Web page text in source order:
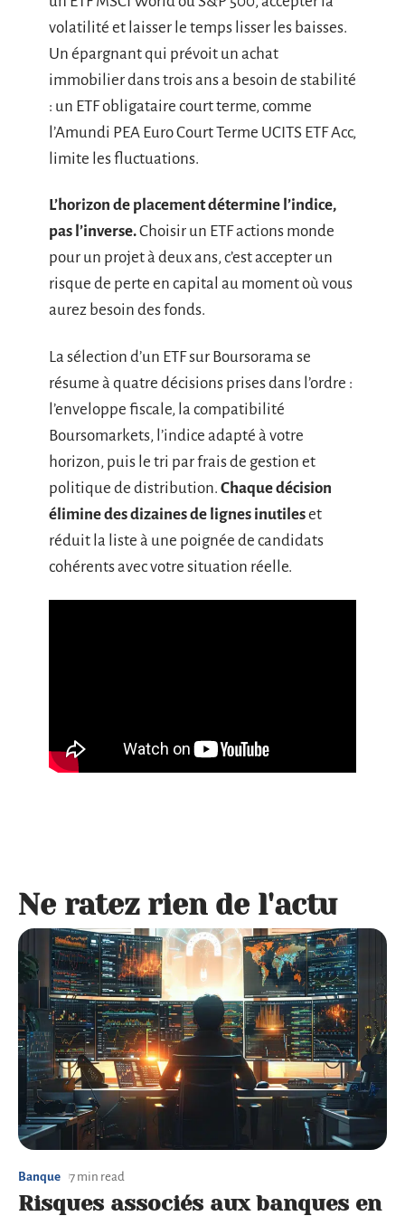
volatilité et laisser le temps lisser les baisses.
Un épargnant qui prévoit un achat
immobilier dans trois ans a besoin de stabilité
: un ETF obligataire court terme, comme
l’Amundi PEA Euro Court Terme UCITS ETF Acc,
limite les fluctuations.
L’horizon de placement détermine l’indice,
pas l’inverse.Choisir un ETF actions monde
pour un projet à deux ans, c’est accepter un
risque de perte en capital au moment où vous
aurez besoin des fonds.
La sélection d’un ETF sur Boursorama se
résume à quatre décisions prises dans l’ordre :
l’enveloppe fiscale, la compatibilité
Boursomarkets, l’indice adapté à votre
horizon, puis le tri par frais de gestion et
politique de distribution. Chaque décision
élimine des dizaines de lignes inutileset
réduit la liste à une poignée de candidats
cohérents avec votre situation réelle.
Ne ratez rien de l'actu
Banque 7 min read
Risques associés aux banques en